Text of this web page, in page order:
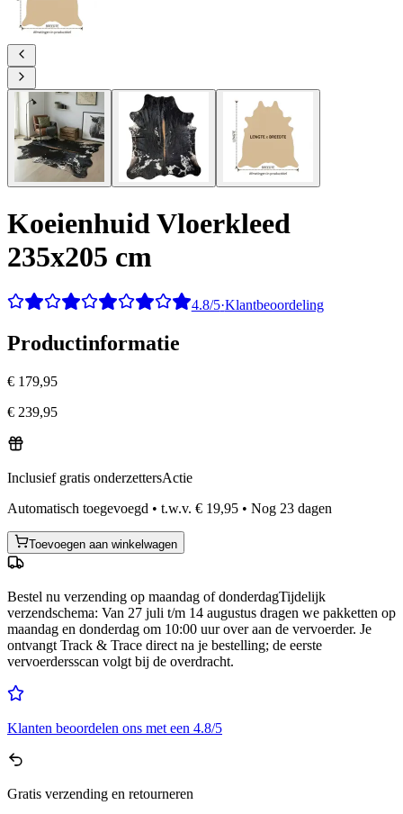
Koeienhuid Vloerkleed
235x205 cm
4.8/5·Klantbeoordeling
Productinformatie
€ 179,95
€ 239,95
Inclusief gratis onderzettersActie
Automatisch toegevoegd • t.w.v. € 19,95 • Nog 23 dagen
Toevoegen aan winkelwagen
Bestel nu verzending op maandag of donderdagTijdelijk
verzendschema: Van 27 juli t/m 14 augustus dragen we pakketten op
maandag en donderdag om 10:00 uur over aan de vervoerder. Je
ontvangt Track & Trace direct na je bestelling; de eerste
vervoerdersscan volgt bij de overdracht.
Klanten beoordelen ons met een 4.8/5
Gratis verzending en retourneren